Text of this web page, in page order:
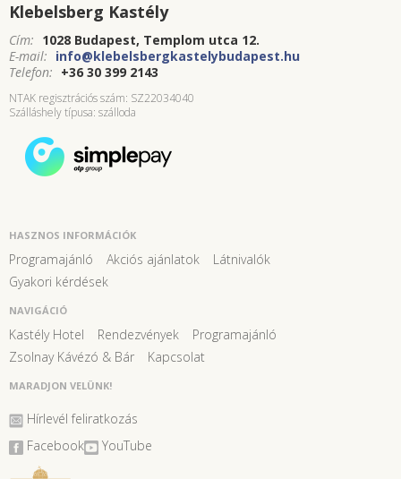
Klebelsberg Kastély
Cím: 1028 Budapest, Templom utca 12.
E-mail: info@klebelsbergkastelybudapest.hu
Telefon: +36 30 399 2143
NTAK regisztrációs szám: SZ22034040
Szálláshely típusa: szálloda
HASZNOS INFORMÁCIÓK
Programajánló Akciós ajánlatok
Látnivalók
Gyakori kérdések
NAVIGÁCIÓ
Kastély Hotel Rendezvények
Programajánló
Zsolnay Kávézó & Bár
Kapcsolat
MARADJON VELÜNK!
Hírlevél feliratkozás
Facebook
YouTube